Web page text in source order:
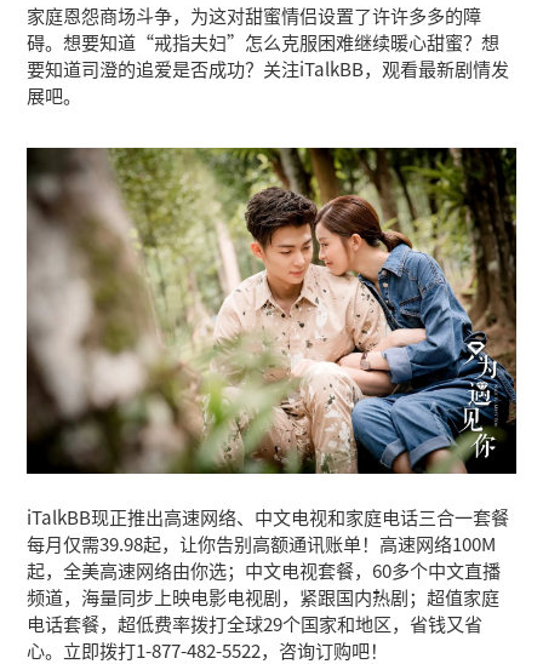
家庭恩怨商场斗争，为这对甜蜜情侣设置了许许多多的障
碍。想要知道“戒指夫妇”怎么克服困难继续暖心甜蜜？想
要知道司澄的追爱是否成功？关注iTalkBB，观看最新剧情发
展吧。
iTalkBB现正推出高速网络、中文电视和家庭电话三合一套餐
每月仅需39.98起，让你告别高额通讯账单！高速网络100M
起，全美高速网络由你选；中文电视套餐，60多个中文直播
频道，海量同步上映电影电视剧，紧跟国内热剧；超值家庭
电话套餐，超低费率拨打全球29个国家和地区，省钱又省
心。立即拨打1-877-482-5522，咨询订购吧！